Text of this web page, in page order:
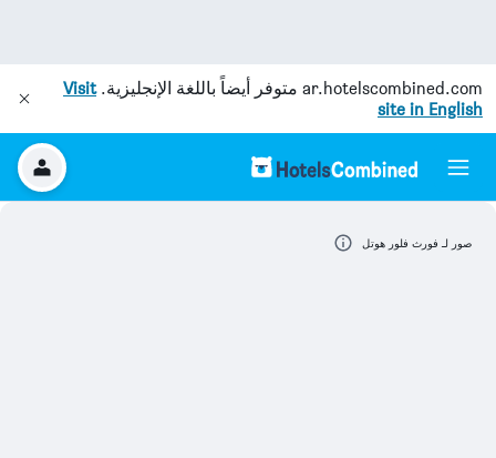
ar.hotelscombined.com متوفر أيضاً باللغة الإنجليزية.Visit
site in English
صور لـ فورث فلور هوتل